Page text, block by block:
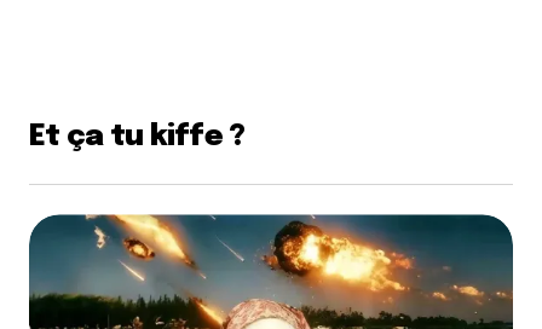
Et ça tu kiffe ?